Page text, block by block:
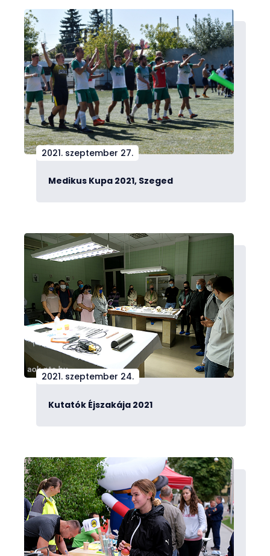
2021. szeptember 27.
Medikus Kupa 2021, Szeged
2021. szeptember 24.
Kutatók Éjszakája 2021